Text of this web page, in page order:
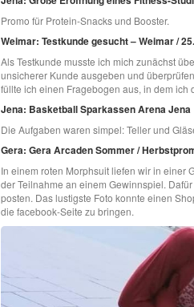
Promo für Protein-Snacks und Booster.
Weimar: Testkunde gesucht – Weimar /
Als Testkunde musste ich mich zunächst
unsicherer Kunde ausgeben und
füllte ich einen Fragebogen aus, in dem ich
Jena: Basketball Sparkassen Arena Jena
Die Aufgaben waren simpel: Teller und
Gera: Gera Arcaden Sommer /
In einem roten Morphsuit liefen wir in einer
der Teilnahme an einem Gewinnspiel.
posten. Das lustigste Foto konnte einen
die facebook-Seite zu bringen.